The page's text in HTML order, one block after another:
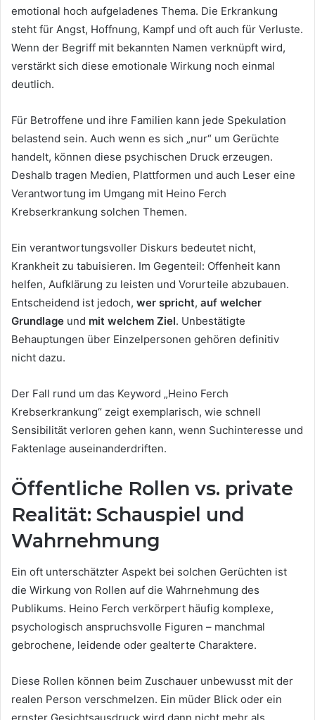
emotional hoch aufgeladenes Thema. Die Erkrankung
steht für Angst, Hoffnung, Kampf und oft auch für Verluste.
Wenn der Begriff mit bekannten Namen verknüpft wird,
verstärkt sich diese emotionale Wirkung noch einmal
deutlich.
Für Betroffene und ihre Familien kann jede Spekulation
belastend sein. Auch wenn es sich „nur“ um Gerüchte
handelt, können diese psychischen Druck erzeugen.
Deshalb tragen Medien, Plattformen und auch Leser eine
Verantwortung im Umgang mit Heino Ferch
Krebserkrankung solchen Themen.
Ein verantwortungsvoller Diskurs bedeutet nicht,
Krankheit zu tabuisieren. Im Gegenteil: Offenheit kann
helfen, Aufklärung zu leisten und Vorurteile abzubauen.
Entscheidend ist jedoch, wer spricht, auf welcher
Grundlage und mit welchem Ziel. Unbestätigte
Behauptungen über Einzelpersonen gehören definitiv
nicht dazu.
Der Fall rund um das Keyword „Heino Ferch
Krebserkrankung“ zeigt exemplarisch, wie schnell
Sensibilität verloren gehen kann, wenn Suchinteresse und
Faktenlage auseinanderdriften.
Öffentliche Rollen vs. private
Realität: Schauspiel und
Wahrnehmung
Ein oft unterschätzter Aspekt bei solchen Gerüchten ist
die Wirkung von Rollen auf die Wahrnehmung des
Publikums. Heino Ferch verkörpert häufig komplexe,
psychologisch anspruchsvolle Figuren – manchmal
gebrochene, leidende oder gealterte Charaktere.
Diese Rollen können beim Zuschauer unbewusst mit der
realen Person verschmelzen. Ein müder Blick oder ein